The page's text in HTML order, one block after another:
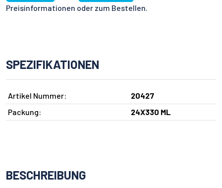
Preisinformationen oder zum Bestellen.
SPEZIFIKATIONEN
Artikel Nummer:
20427
Packung:
24X330 ML
BESCHREIBUNG